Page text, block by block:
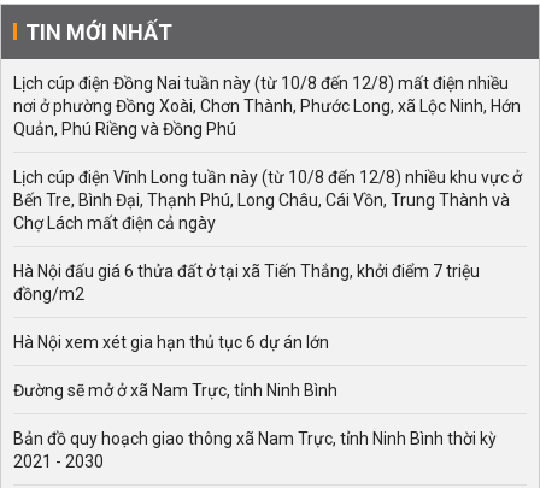
TIN MỚI NHẤT
Lịch cúp điện Đồng Nai tuần này (từ 10/8 đến 12/8) mất điện nhiều
nơi ở phường Đồng Xoài, Chơn Thành, Phước Long, xã Lộc Ninh, Hớn
Quản, Phú Riềng và Đồng Phú
Lịch cúp điện Vĩnh Long tuần này (từ 10/8 đến 12/8) nhiều khu vực ở
Bến Tre, Bình Đại, Thạnh Phú, Long Châu, Cái Vồn, Trung Thành và
Chợ Lách mất điện cả ngày
Hà Nội đấu giá 6 thửa đất ở tại xã Tiến Thắng, khởi điểm 7 triệu
đồng/m2
Hà Nội xem xét gia hạn thủ tục 6 dự án lớn
Đường sẽ mở ở xã Nam Trực, tỉnh Ninh Bình
Bản đồ quy hoạch giao thông xã Nam Trực, tỉnh Ninh Bình thời kỳ
2021 - 2030